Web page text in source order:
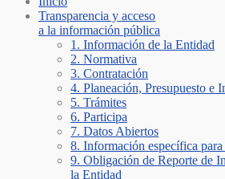
Transparencia y acceso
a la información pública
1. Información de la Entidad
2. Normativa
3. Contratación
4. Planeación, Presupuesto e
5. Trámites
6. Participa
7. Datos Abiertos
8. Información específica
9. Obligación de Reporte de
la Entidad